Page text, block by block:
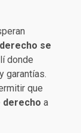
se
donde
garantías.
que
derecho a